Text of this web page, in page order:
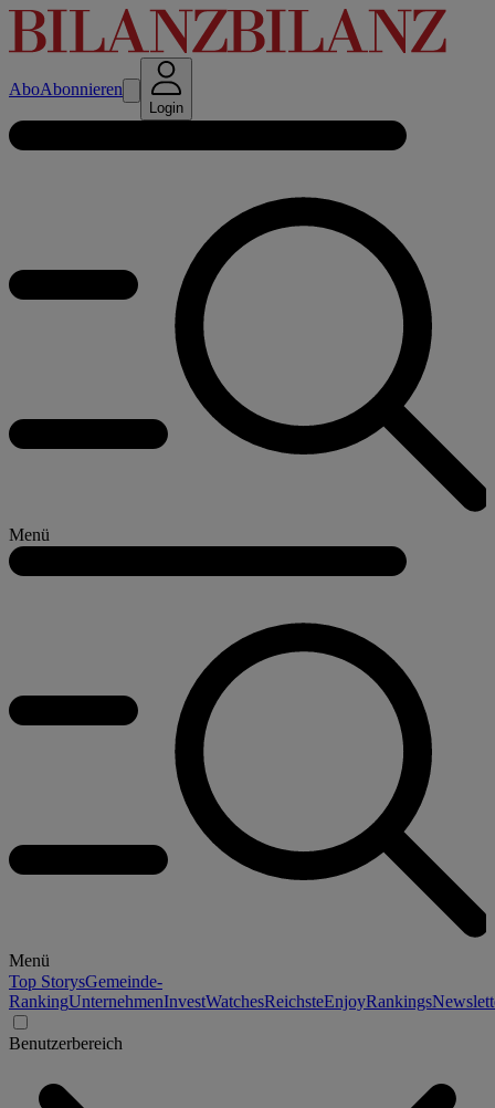
AboAbonnieren
Login
Menü
Menü
Top StorysGemeinde-
RankingUnternehmenInvestWatchesReichsteEnjoyRankings
Benutzerbereich